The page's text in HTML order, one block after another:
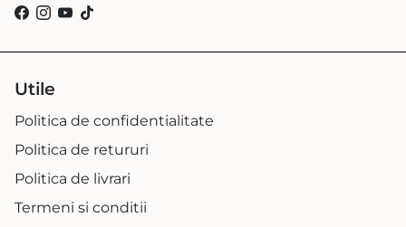
Utile
Politica de confidentialitate
Politica de retururi
Politica de livrari
Termeni si conditii